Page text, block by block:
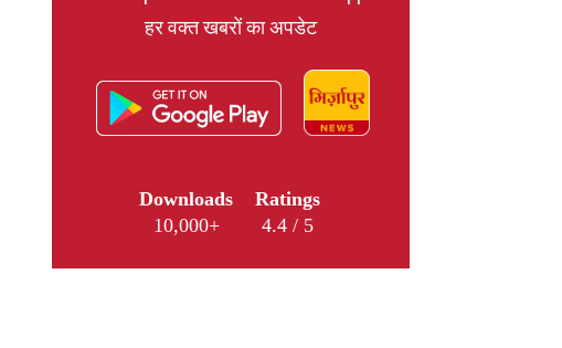
हर वक्त खबरों का अपडेट
Downloads
10,000+
Ratings
4.4 / 5